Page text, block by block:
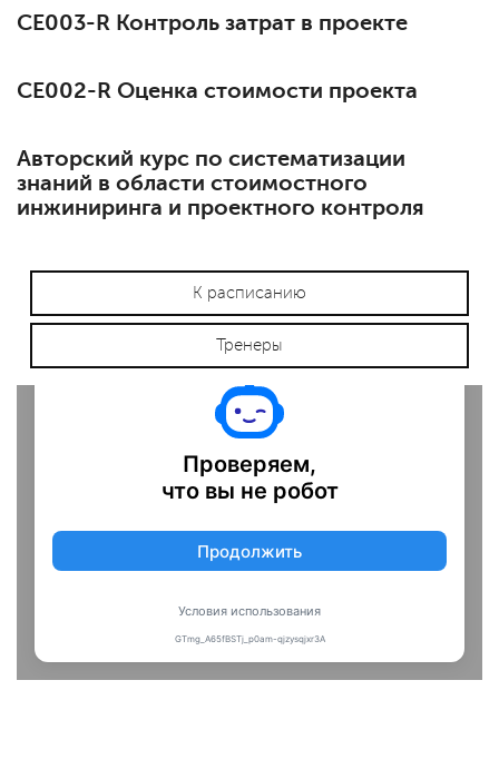
СЕ003-R Контроль затрат в проекте
СЕ002-R Оценка стоимости проекта
Авторский курс по систематизации
знаний в области стоимостного
инжиниринга и проектного контроля
К расписанию
Тренеры